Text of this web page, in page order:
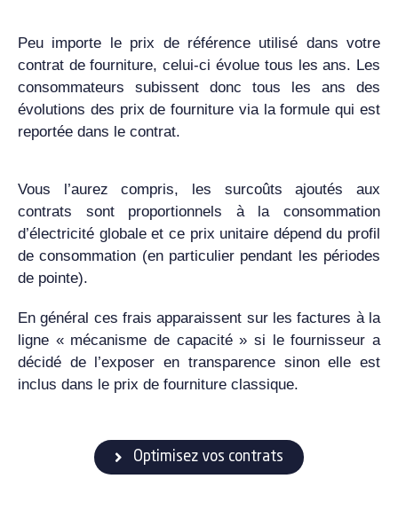
Peu importe le prix de référence utilisé dans votre
contrat de fourniture, celui-ci évolue tous les ans. Les
consommateurs subissent donc tous les ans des
évolutions des prix de fourniture via la formule qui est
reportée dans le contrat.
Vous l’aurez compris, les surcoûts ajoutés aux
contrats sont proportionnels à la consommation
d’électricité globale et ce prix unitaire dépend du profil
de consommation (en particulier pendant les périodes
de pointe).
En général ces frais apparaissent sur les factures à la
ligne « mécanisme de capacité » si le fournisseur a
décidé de l’exposer en transparence sinon elle est
inclus dans le prix de fourniture classique.
Optimisez vos contrats